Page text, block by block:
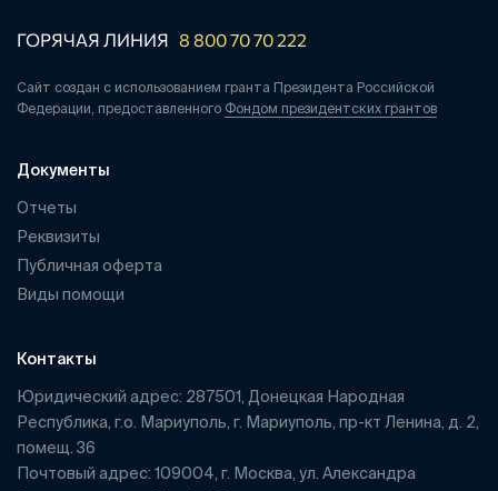
ГОРЯЧАЯ ЛИНИЯ 8 800 70 70 222
Сайт создан с использованием гранта Президента Российской
Федерации, предоставленного Фондом президентских грантов
Документы
Отчеты
Реквизиты
Публичная оферта
Виды помощи
Контакты
Юридический адрес: 287501, Донецкая Народная
Республика, г.о. Мариуполь, г. Мариуполь, пр-кт Ленина, д. 2,
помещ. 36
Почтовый адрес: 109004, г. Москва, ул. Александра